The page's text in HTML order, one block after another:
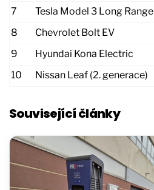
7
Tesla Model 3 Long Range
8
Chevrolet Bolt EV
9
Hyundai Kona Electric
10
Nissan Leaf (2. generace)
Související články